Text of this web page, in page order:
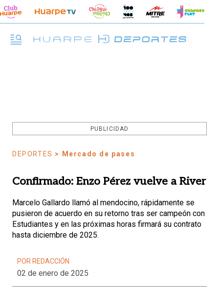
PUBLICIDAD
DEPORTES > Mercado de pases
Confirmado: Enzo Pérez vuelve a River
Marcelo Gallardo llamó al mendocino, rápidamente se
pusieron de acuerdo en su retorno tras ser campeón con
Estudiantes y en las próximas horas firmará su contrato
hasta diciembre de 2025.
POR REDACCIÓN
02 de enero de 2025